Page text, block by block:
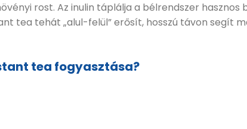
rost. Az inulin táplálja a bélrendszer
tea tehát „alul-felül” erősít, hosszú távon segít
tea fogyasztása?